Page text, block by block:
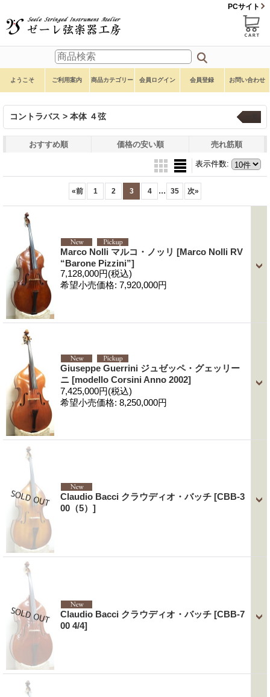
PCサイト
ようこそ ご利用案内 商品カテゴリー 会員ログイン 会員登録 お問い合わせ
コントラバス > 本体 ４弦
おすすめ順 価格の安い順 売れ筋順
表示件数:
«前 1 2 3 4 ... 35 次»
Marco Nolli マルコ・ノッリ [Marco Nolli RV
“Barone Pizzini”]
7,128,000円(税込)
希望小売価格: 7,920,000円
Giuseppe Guerrini ジュゼッペ・グェッリー
ニ [modello Corsini Anno 2002]
7,425,000円(税込)
希望小売価格: 8,250,000円
Claudio Bacci クラウディオ・バッチ [CBB-3
00（5）]
Claudio Bacci クラウディオ・バッチ [CBB-7
00 4/4]